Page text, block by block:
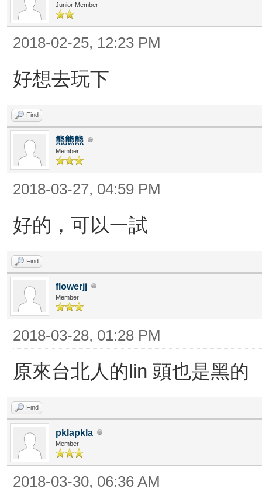
Junior Member
2018-02-25, 12:23 PM
好想去玩下
Find
熊熊熊
Member
2018-03-27, 04:59 PM
好的，可以一試
Find
flowerjj
Member
2018-03-28, 01:28 PM
原來台北人的lin 頭也是黑的
Find
pklapkla
Member
2018-03-30, 06:36 AM